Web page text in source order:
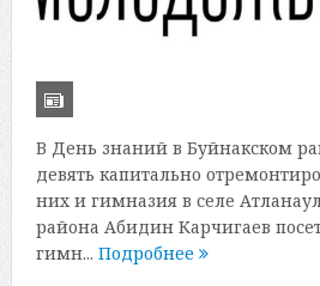
В День знаний в Буйнакском
девять капитально
них и гимназия в селе
района Абидин Карчигаев
гимн... Подробнее